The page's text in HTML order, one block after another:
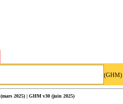
(GHM)
2025) | GHM v30 (juin 2025)